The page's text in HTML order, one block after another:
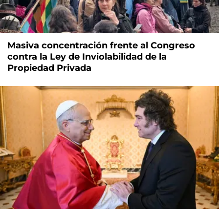
Masiva concentración frente al Congreso
contra la Ley de Inviolabilidad de la
Propiedad Privada